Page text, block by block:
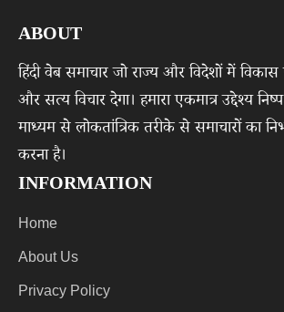
ABOUT
हिंदी वेब समाचार जो राज्य और विदेशों में
और सत्य विचार देगा। हमारा एकमात्र उद्देश्य
माध्यम से लोकतांत्रिक तरीके से समाचारों का
करना है।
INFORMATION
Home
About Us
Privacy Policy